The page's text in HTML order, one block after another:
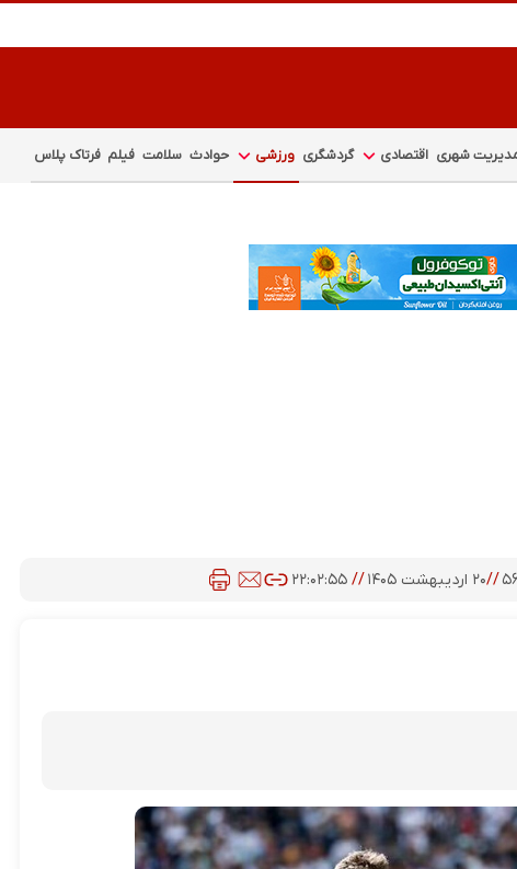
شهری اقتصادی گردشگری ورزشی حوادث سلامت فیلم فرتاک پلاس
//۲۰ اردیبهشت ۱۴۰۵ // ۲۲:۰۲:۵۵